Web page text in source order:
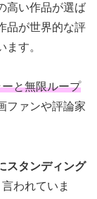
高い作品が選ば
品が世界的な評
す。
と無限ループ
ファンや評論家
スタンディング
言われていま